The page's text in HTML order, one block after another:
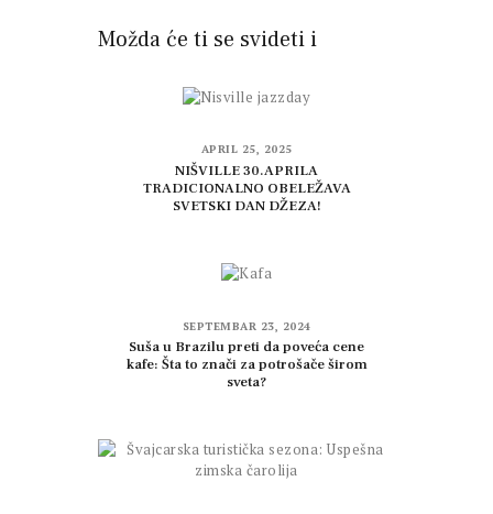
Možda će ti se svideti i
APRIL 25, 2025
NIŠVILLE 30.APRILA
TRADICIONALNO OBELEŽAVA
SVETSKI DAN DŽEZA!
SEPTEMBAR 23, 2024
Suša u Brazilu preti da poveća cene
kafe: Šta to znači za potrošače širom
sveta?